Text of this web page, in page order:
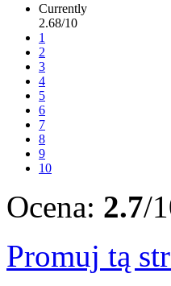
Currently
2.68/10
1
2
3
4
5
6
7
8
9
10
Ocena: 2.7/
Promuj tą